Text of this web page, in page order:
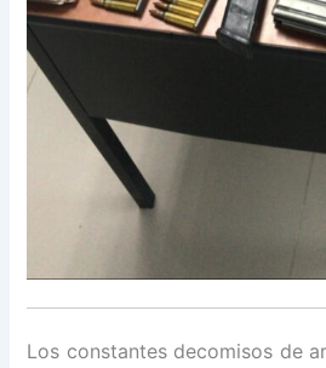
Los constantes decomisos de